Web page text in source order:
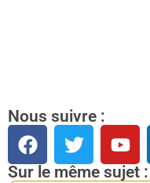
Nous suivre :
Sur le même sujet :